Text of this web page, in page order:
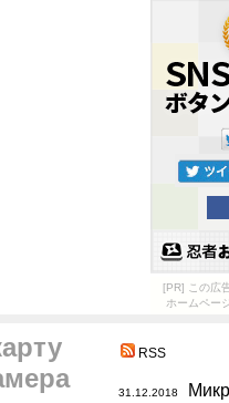
[PR] この広
ホームペー
RSS
31.12.2018